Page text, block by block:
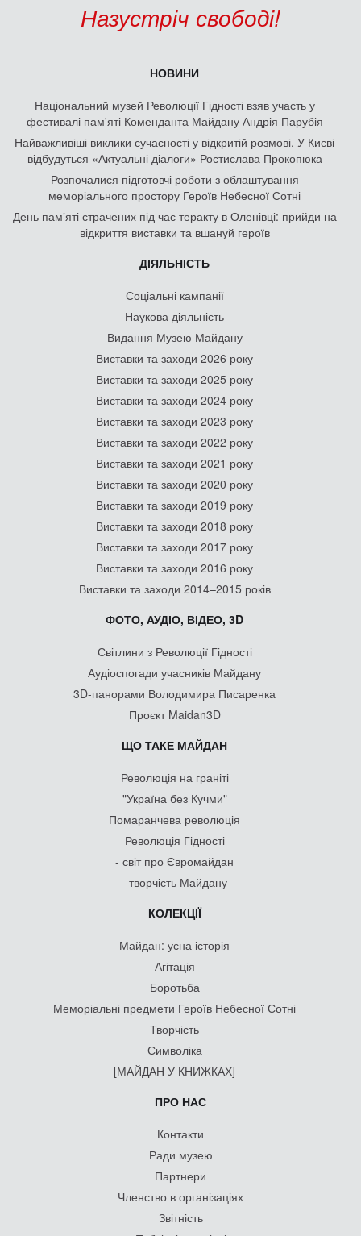
Назустріч свободі!
НОВИНИ
Національний музей Революції Гідності взяв участь у
фестивалі пам'яті Коменданта Майдану Андрія Парубія
Найважливіші виклики сучасності у відкритій розмові. У Києві
відбудуться «Актуальні діалоги» Ростислава Прокопюка
Розпочалися підготовчі роботи з облаштування
меморіального простору Героїв Небесної Сотні
День памʼяті страчених під час теракту в Оленівці: прийди на
відкриття виставки та вшануй героїв
ДІЯЛЬНІСТЬ
Соціальні кампанії
Наукова діяльність
Видання Музею Майдану
Виставки та заходи 2026 року
Виставки та заходи 2025 року
Виставки та заходи 2024 року
Виставки та заходи 2023 року
Виставки та заходи 2022 року
Виставки та заходи 2021 року
Виставки та заходи 2020 року
Виставки та заходи 2019 року
Виставки та заходи 2018 року
Виставки та заходи 2017 року
Виставки та заходи 2016 року
Виставки та заходи 2014–2015 років
ФОТО, АУДІО, ВІДЕО, 3D
Світлини з Революції Гідності
Аудіоспогади учасників Майдану
3D-панорами Володимира Писаренка
Проєкт Maidan3D
ЩО ТАКЕ МАЙДАН
Революція на граніті
"Україна без Кучми"
Помаранчева революція
Революція Гідності
- світ про Євромайдан
- творчість Майдану
КОЛЕКЦІЇ
Майдан: усна історія
Агітація
Боротьба
Меморіальні предмети Героїв Небесної Сотні
Творчість
Символіка
[МАЙДАН У КНИЖКАХ]
ПРО НАС
Контакти
Ради музею
Партнери
Членство в організаціях
Звітність